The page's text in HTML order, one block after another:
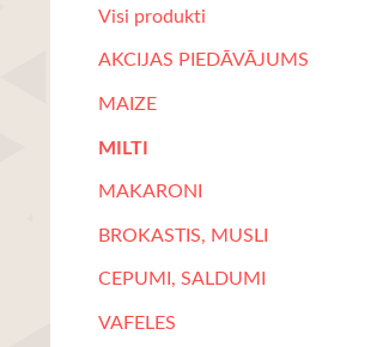
Visi produkti
AKCIJAS PIEDĀVĀJUMS
MAIZE
MILTI
MAKARONI
BROKASTIS, MUSLI
CEPUMI, SALDUMI
VAFELES